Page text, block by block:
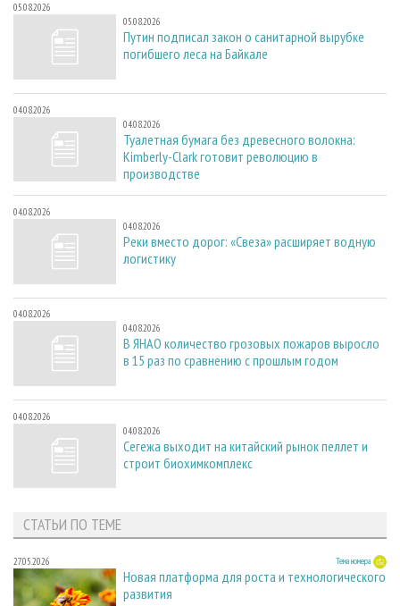
05.08.2026
05.08.2026
Путин подписал закон о санитарной вырубке
погибшего леса на Байкале
04.08.2026
04.08.2026
Туалетная бумага без древесного волокна:
Kimberly-Clark готовит революцию в
производстве
04.08.2026
04.08.2026
Реки вместо дорог: «Свеза» расширяет водную
логистику
04.08.2026
04.08.2026
В ЯНАО количество грозовых пожаров выросло
в 15 раз по сравнению с прошлым годом
04.08.2026
04.08.2026
Сегежа выходит на китайский рынок пеллет и
строит биохимкомплекс
СТАТЬИ ПО ТЕМЕ
27.05.2026 Тема номера
Новая платформа для роста и технологического
развития